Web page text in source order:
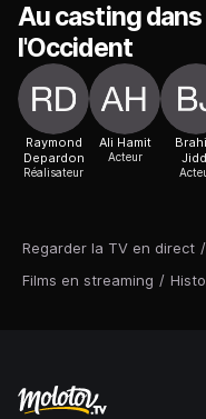
Regarder la TV en direct /
Films en streaming /
Au casting
l'Occident
Raymond
Depardon
Réalisateur
Ali Hamit
Acteur